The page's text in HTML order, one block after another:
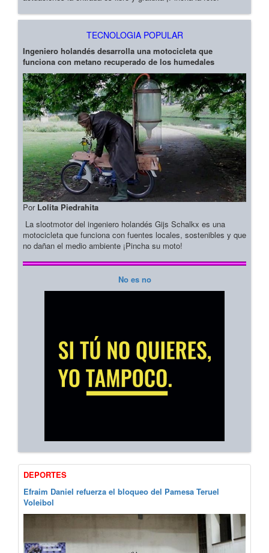
TECNOLOGIA POPULAR
Ingeniero holandés desarrolla una motocicleta que
funciona con metano recuperado de los humedales
Por Lolita Piedrahita
La slootmotor del ingeniero holandés Gijs Schalkx es una
motocicleta que funciona con fuentes locales, sostenibles y que
no dañan el medio ambiente ¡Pincha su moto!
No es no
DEPORTES
Efraim Daniel refuerza el bloqueo del Pamesa Teruel
Voleibol